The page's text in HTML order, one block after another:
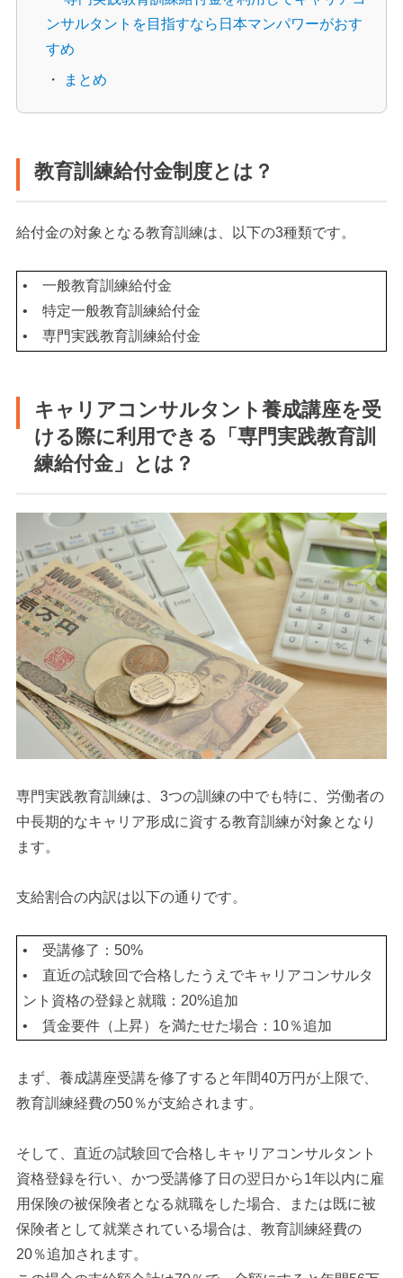
ンサルタントを目指すなら日本マンパワーがおす
すめ
・
まとめ
教育訓練給付金制度とは？
給付金の対象となる教育訓練は、以下の3種類です。
• 一般教育訓練給付金
• 特定一般教育訓練給付金
• 専門実践教育訓練給付金
キャリアコンサルタント養成講座を受
ける際に利用できる「専門実践教育訓
練給付金」とは？
専門実践教育訓練は、3つの訓練の中でも特に、労働者の
中長期的なキャリア形成に資する教育訓練が対象となり
ます。
支給割合の内訳は以下の通りです。
• 受講修了：50%
• 直近の試験回で合格したうえでキャリアコンサルタ
ント資格の登録と就職：20%追加
•賃金要件（上昇）を満たせた場合：10％追加
まず、養成講座受講を修了すると年間40万円が上限で、
教育訓練経費の50％が支給されます。
そして、直近の試験回で合格しキャリアコンサルタント
資格登録を行い、かつ受講修了日の翌日から1年以内に雇
用保険の被保険者となる就職をした場合、または既に被
保険者として就業されている場合は、教育訓練経費の
20％追加されます。